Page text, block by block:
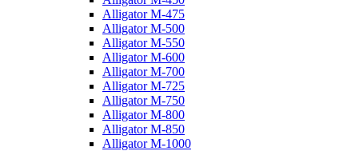
Alligator M-475
Alligator M-500
Alligator M-550
Alligator M-600
Alligator M-700
Alligator M-725
Alligator M-750
Alligator M-800
Alligator M-850
Alligator M-1000